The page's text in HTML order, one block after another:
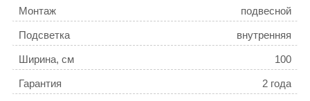
Монтаж подвесной
Подсветка внутренняя
Ширина, см 100
Гарантия 2 года